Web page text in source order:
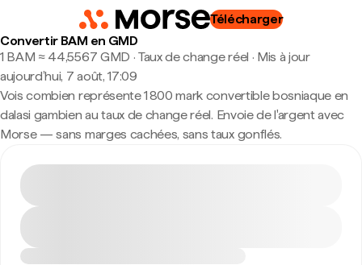
Télécharger
Convertir BAM en GMD
1 BAM ≈ 44,5567 GMD · Taux de change réel · Mis à jour
aujourd’hui, 7 août, 17:09
Vois combien représente 1 800 mark convertible bosniaque en
dalasi gambien au taux de change réel. Envoie de l'argent avec
Morse — sans marges cachées, sans taux gonflés.